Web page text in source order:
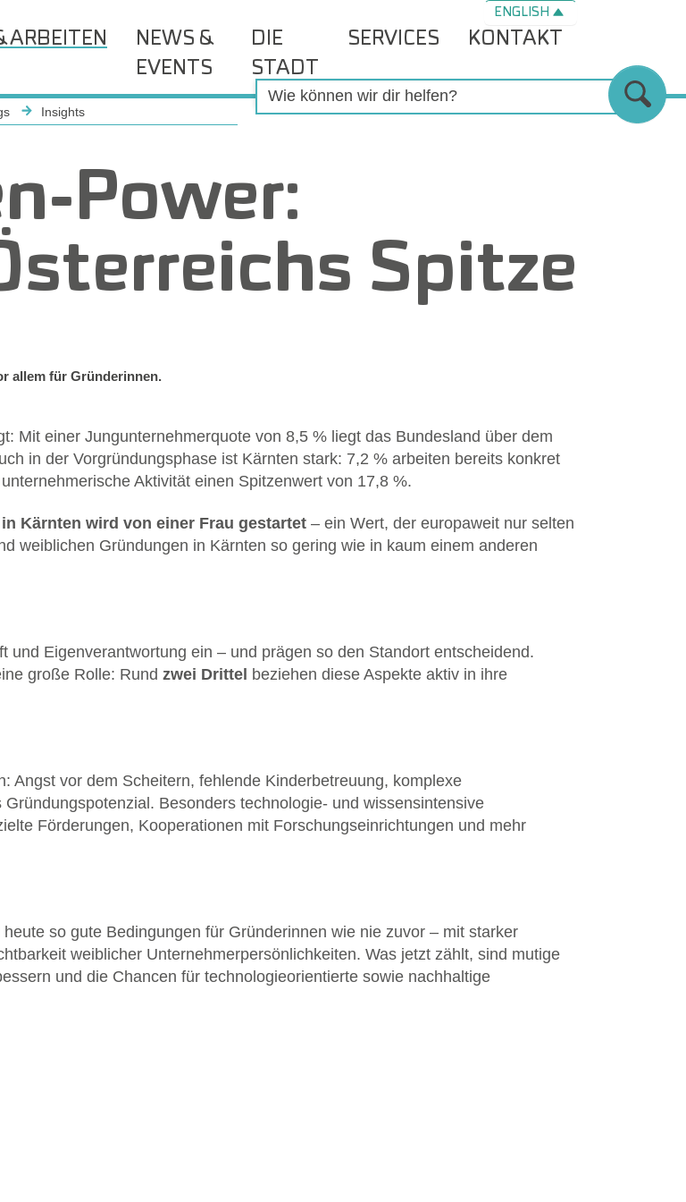
ARBEITEN
NEWS &
EVENTS
DIE
STADT
SERVICES KONTAKT
ENGLISH
Insights
Power:
Spitze
allem für Gründerinnen.
Mit einer Jungunternehmerquote von 8,5 % liegt das Bundesland über dem
in der Vorgründungsphase ist Kärnten stark: 7,2 % arbeiten bereits konkret
Aktivität einen Spitzenwert von 17,8 %.
Kärnten wird von einer Frau gestartet – ein Wert, der europaweit nur selten
weiblichen Gründungen in Kärnten so gering wie in kaum einem anderen
Eigenverantwortung ein – und prägen so den Standort entscheidend.
große Rolle: Rund zwei Drittel beziehen diese Aspekte aktiv in ihre
Angst vor dem Scheitern, fehlende Kinderbetreuung, komplexe
Besonders technologie- und wissensintensive
Förderungen, Kooperationen mit Forschungseinrichtungen und mehr
so gute Bedingungen für Gründerinnen wie nie zuvor – mit starker
weiblicher Unternehmerpersönlichkeiten. Was jetzt zählt, sind mutige
und die Chancen für technologieorientierte sowie nachhaltige